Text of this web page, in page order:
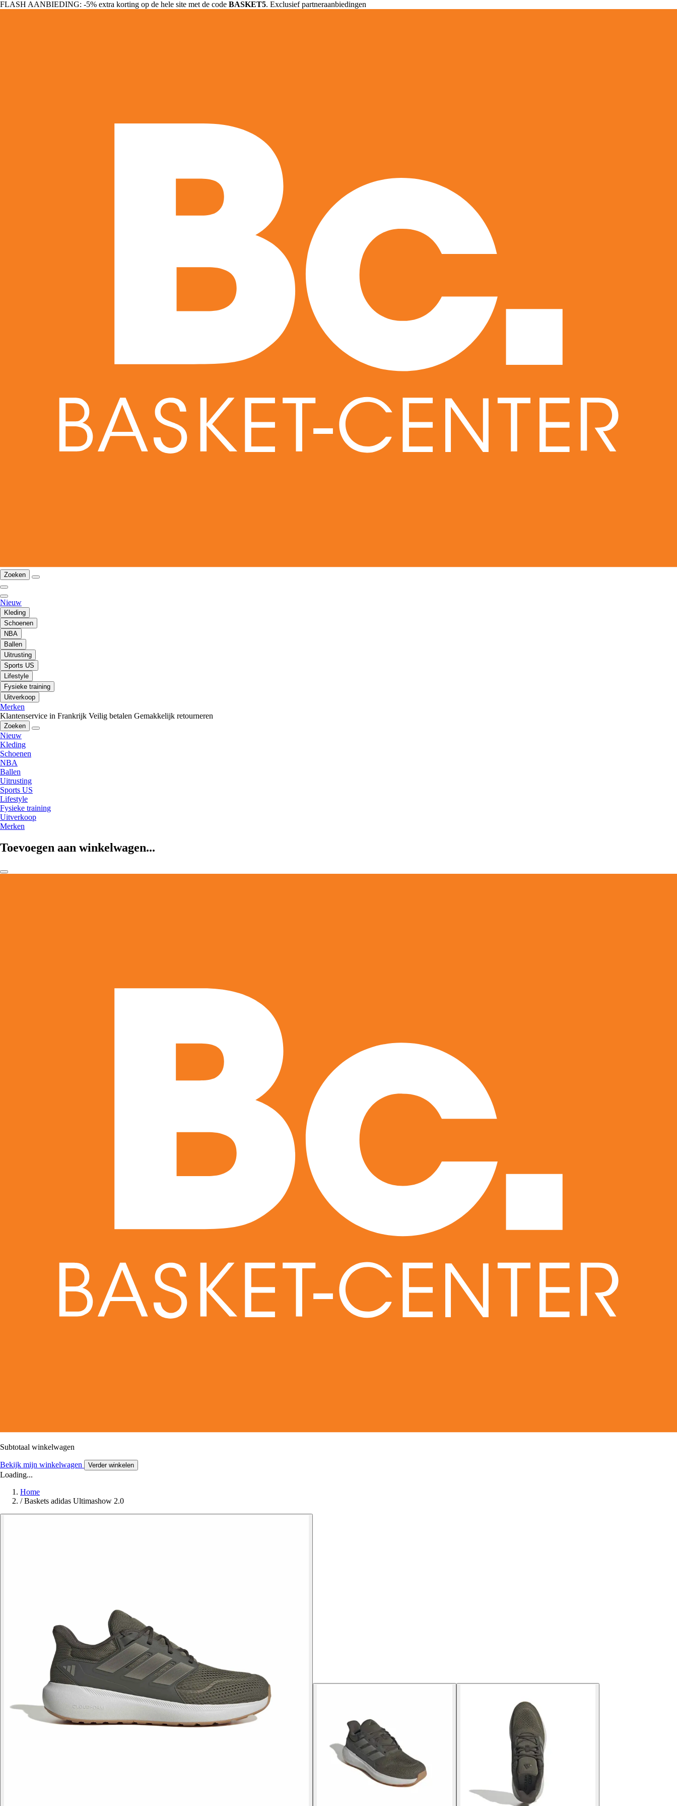
FLASH AANBIEDING: -5% extra korting op de hele site met de code BASKET5. Exclusief partneraanbiedingen
Zoeken
Nieuw
Kleding
Schoenen
NBA
Ballen
Uitrusting
Sports US
Lifestyle
Fysieke training
Uitverkoop
Merken
Klantenservice in Frankrijk Veilig betalen Gemakkelijk retourneren
Zoeken
Nieuw
Kleding
Schoenen
NBA
Ballen
Uitrusting
Sports US
Lifestyle
Fysieke training
Uitverkoop
Merken
Toevoegen aan winkelwagen...
Subtotaal winkelwagen
Bekijk mijn winkelwagen Verder winkelen
Loading...
Home
/ Baskets adidas Ultimashow 2.0